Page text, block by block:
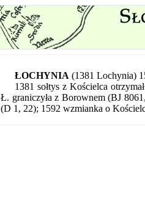
ŁOCHYNIA (1381 Lochynia)
1381 sołtys z Kościelca
Ł. graniczyła z Borownem (BJ
(D 1, 22); 1592 wzmianka o